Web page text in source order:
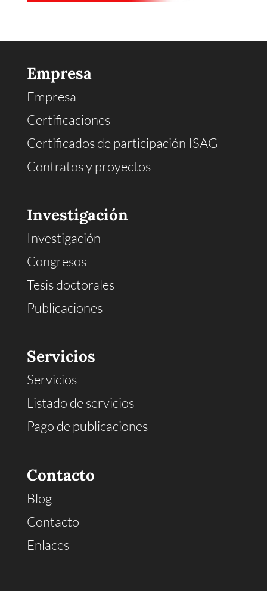
Empresa
Empresa
Certificaciones
Certificados de participación ISAG
Contratos y proyectos
Investigación
Investigación
Congresos
Tesis doctorales
Publicaciones
Servicios
Servicios
Listado de servicios
Pago de publicaciones
Contacto
Blog
Contacto
Enlaces